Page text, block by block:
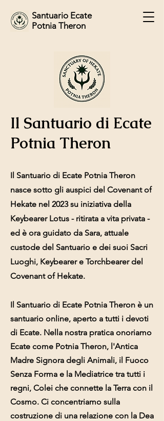
Santuario Ecate
Potnia Theron
Il Santuario di Ecate
Potnia Theron
Il Santuario di Ecate Potnia Theron
nasce sotto gli auspici del Covenant of
Hekate nel 2023 su iniziativa della
Keybearer Lotus - ritirata a vita privata -
ed è ora guidato da Sara, attuale
custode del Santuario e dei suoi Sacri
Luoghi, Keybearer e Torchbearer del
Covenant of Hekate.
Il Santuario di Ecate Potnia Theron è un
santuario online, aperto a tutti i devoti
di Ecate. Nella nostra pratica onoriamo
Ecate come Potnia Theron, l'Antica
Madre Signora degli Animali, il Fuoco
Senza Forma e la Mediatrice tra tutti i
regni, Colei che connette la Terra con il
Cosmo. Ci concentriamo sulla
costruzione di una relazione con la Dea